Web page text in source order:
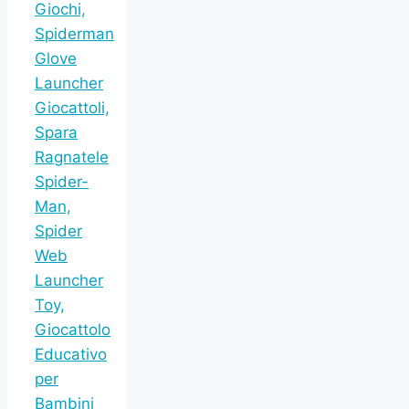
Giochi,
Spiderman
Glove
Launcher
Giocattoli,
Spara
Ragnatele
Spider-
Man,
Spider
Web
Launcher
Toy,
Giocattolo
Educativo
per
Bambini